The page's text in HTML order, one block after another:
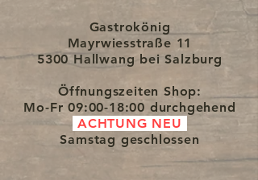
unterstützt das Fußgewölbe,
fördert eine natürliche
Abrollbewegung und bietet
Schritt.
Gastrokönig
Mayrwiesstraße 11
5300 Hallwang bei Salzburg
Öffnungszeiten Shop:
Mo-Fr 09:00-18:00 durchgehend
ACHTUNG NEU
Samstag geschlossen